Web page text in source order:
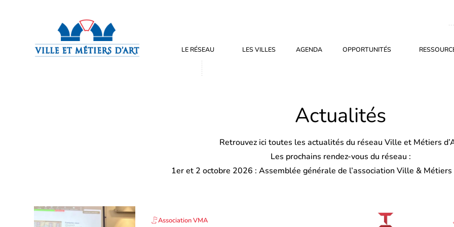
LE RÉSEAU LES VILLES AGENDA OPPORTUNITÉS
Actualités
Retrouvez ici toutes les actualités du réseau Ville et Métiers
Les prochains rendez-vous du réseau :
1er et 2 octobre 2026 : Assemblée générale de l’association Ville & Métiers
Association VMA